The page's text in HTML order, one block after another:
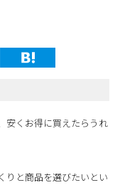
安くお得に買えたらうれ
りと商品を選びたいとい